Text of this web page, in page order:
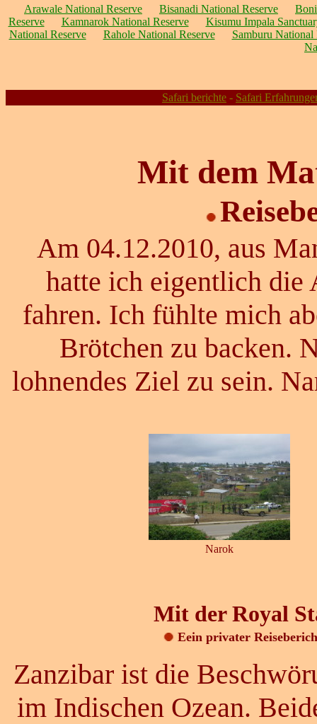
Arawale National Reserve Bisanadi National Reserve
Reserve
Kamnarok National Reserve
Kisumu Impala
National Reserve
Rahole National Reserve
Samburu National
Safari berichte - Safari
Mit dem
Am 04.12.2010, aus
hatte ich eigentlich die
fahren. Ich fühlte mich
Brötchen zu backen.
lohnendes Ziel zu sein.
Narok
Mit der Royal
Eein privater
Zanzibar ist die
im Indischen Ozean.